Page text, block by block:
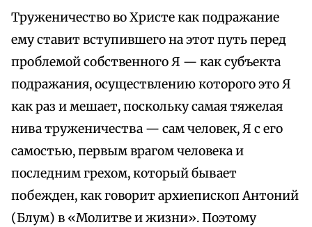
Труженичество во Христе как подражание
ему ставит вступившего на этот путь перед
проблемой собственного Я — как субъекта
подражания, осуществлению которого это Я
как раз и мешает, поскольку самая тяжелая
нива труженичества — сам человек, Я с его
самостью, первым врагом человека и
последним грехом, который бывает
побежден, как говорит архиепископ Антоний
(Блум) в «Молитве и жизни». Поэтому